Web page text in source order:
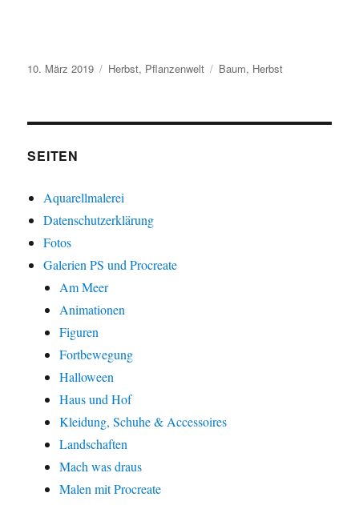
Veröffentlicht
10. März 2019 Kategorien
Herbst, Pflanzenwelt Schlagwörter
Baum, Herbst
SEITEN
Aquarellmalerei
Datenschutzerklärung
Fotos
Galerien PS und Procreate
Am Meer
Animationen
Figuren
Fortbewegung
Halloween
Haus und Hof
Kleidung, Schuhe & Accessoires
Landschaften
Mach was draus
Malen mit Procreate